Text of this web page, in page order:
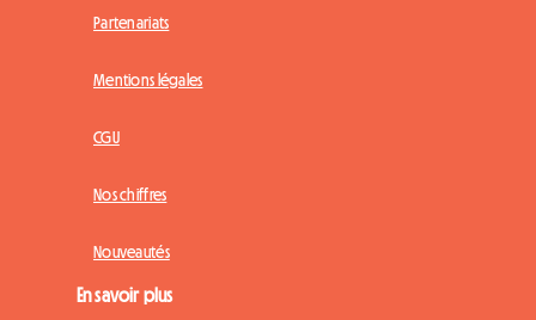
Partenariats
Mentions légales
CGU
Nos chiffres
Nouveautés
En savoir plus